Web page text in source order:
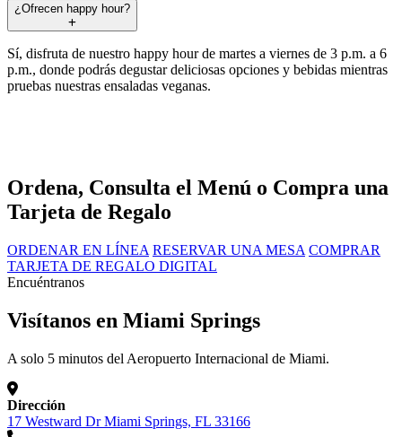
¿Ofrecen happy hour?
Sí, disfruta de nuestro happy hour de martes a viernes de 3 p.m. a 6
p.m., donde podrás degustar deliciosas opciones y bebidas mientras
pruebas nuestras ensaladas veganas.
Ordena, Consulta el Menú o Compra una
Tarjeta de Regalo
ORDENAR EN LÍNEA RESERVAR UNA MESA COMPRAR
TARJETA DE REGALO DIGITAL
Encuéntranos
Visítanos en Miami Springs
A solo 5 minutos del Aeropuerto Internacional de Miami.
Dirección
17 Westward Dr Miami Springs, FL 33166